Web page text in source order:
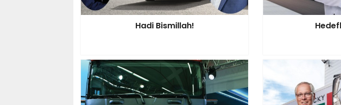
Hadi Bismillah!